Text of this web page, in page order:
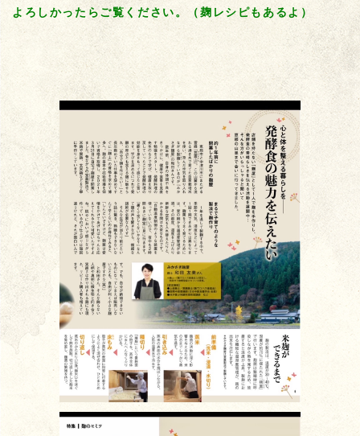
よろしかったらご覧ください。（麹レシピもあるよ）